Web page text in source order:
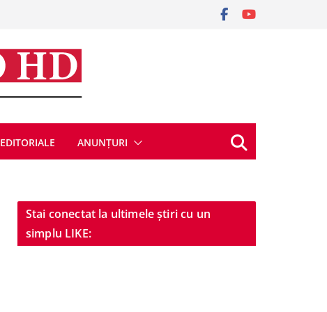
EDITORIALE ANUNȚURI
Stai conectat la ultimele știri cu un
simplu LIKE: